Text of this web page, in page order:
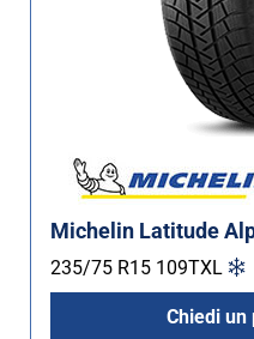
Michelin Latitude
235/75 R15 109TXL
Chiedi un